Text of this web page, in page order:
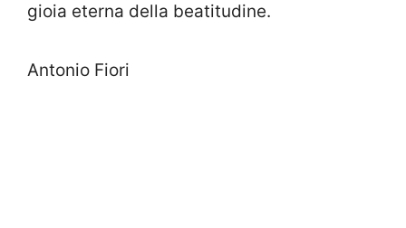
gioia eterna della beatitudine.
Antonio Fiori